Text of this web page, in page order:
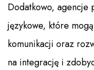
Dodatkowo, agencje
językowe, które
komunikacji oraz
na integrację i